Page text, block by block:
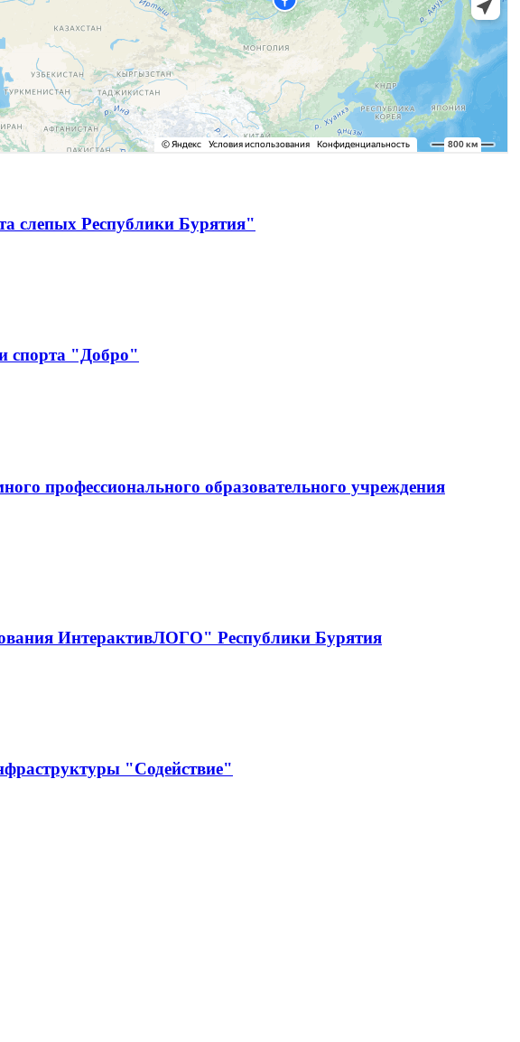
слепых Республики Бурятия"
спорта "Добро"
профессионального образовательного учреждения
ИнтерактивЛОГО" Республики Бурятия
"Содействие"